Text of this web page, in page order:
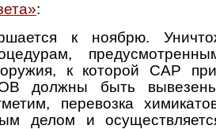
:
к ноябрю.
к которой САР
ОВ должны быть
перевозка
делом и